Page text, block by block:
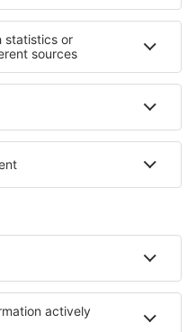
Hoteluri in Oregon
Kings Canyon National Park
Millstatter See